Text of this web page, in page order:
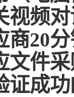
视频
商20
文件
证成